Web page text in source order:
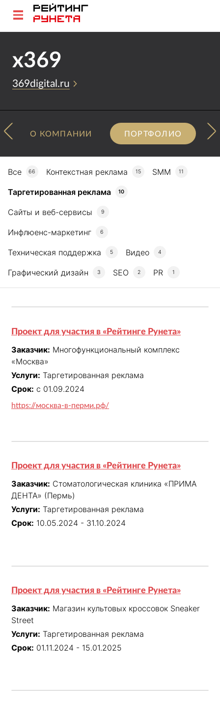
х369
369digital.ru
О КОМПАНИИ ПОРТФОЛИО
Все 66 Контекстная реклама 15 SMM 11
Таргетированная реклама 10
Сайты и веб-сервисы 9
Инфлюенс-маркетинг 6
Техническая поддержка 5 Видео 4
Графический дизайн 3 SEO 2 PR 1
Проект для участия в «Рейтинге Рунета»
Заказчик: Многофункциональный комплекс
«Москва»
Услуги: Таргетированная реклама
Срок: с 01.09.2024
https://москва-в-перми.рф/
Проект для участия в «Рейтинге Рунета»
Заказчик: Стоматологическая клиника «ПРИМА
ДЕНТА» (Пермь)
Услуги: Таргетированная реклама
Срок: 10.05.2024 - 31.10.2024
Проект для участия в «Рейтинге Рунета»
Заказчик: Магазин культовых кроссовок Sneaker
Street
Услуги: Таргетированная реклама
Срок: 01.11.2024 - 15.01.2025